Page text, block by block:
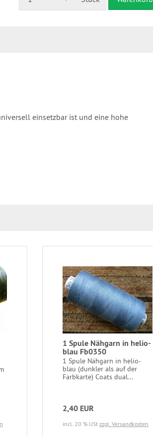
einsetzbar ist und eine hohe
1 Spule Nähgarn in helio-
blau Fb0350
1 Spule Nähgarn in helio-
blau (dunkler als auf der
Farbkarte) Coats dual...
2,40 EUR
incl. 20 % USt zzgl. Versandkosten